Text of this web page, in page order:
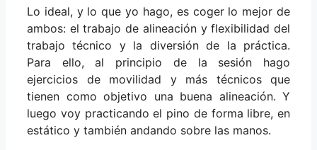
Lo ideal, y lo que yo hago, es coger lo mejor de
ambos: el trabajo de alineación y flexibilidad del
trabajo técnico y la diversión de la práctica.
Para ello, al principio de la sesión hago
ejercicios de movilidad y más técnicos que
tienen como objetivo una buena alineación. Y
luego voy practicando el pino de forma libre, en
estático y también andando sobre las manos.